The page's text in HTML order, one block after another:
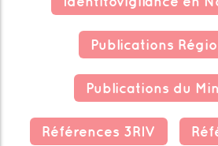
Publications
Publications du
Références 3RIV